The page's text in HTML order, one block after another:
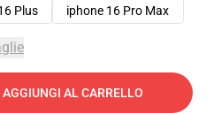
Plus iphone 16 Pro Max
AGGIUNGI AL CARRELLO